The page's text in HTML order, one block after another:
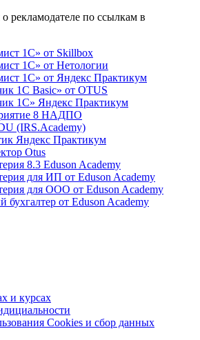
рекламодателе по ссылкам в
1С» от Skillbox
1С» от Нетологии
1С» от Яндекс Практикум
1С Basic» от OTUS
1С» Яндекс Практикум
8 НАДПО
(IRS.Academy)
Яндекс Практикум
Otus
8.3 Eduson Academy
для ИП от Eduson Academy
для ООО от Eduson Academy
бухгалтер от Eduson Academy
и курсах
Cookies и сбор данных